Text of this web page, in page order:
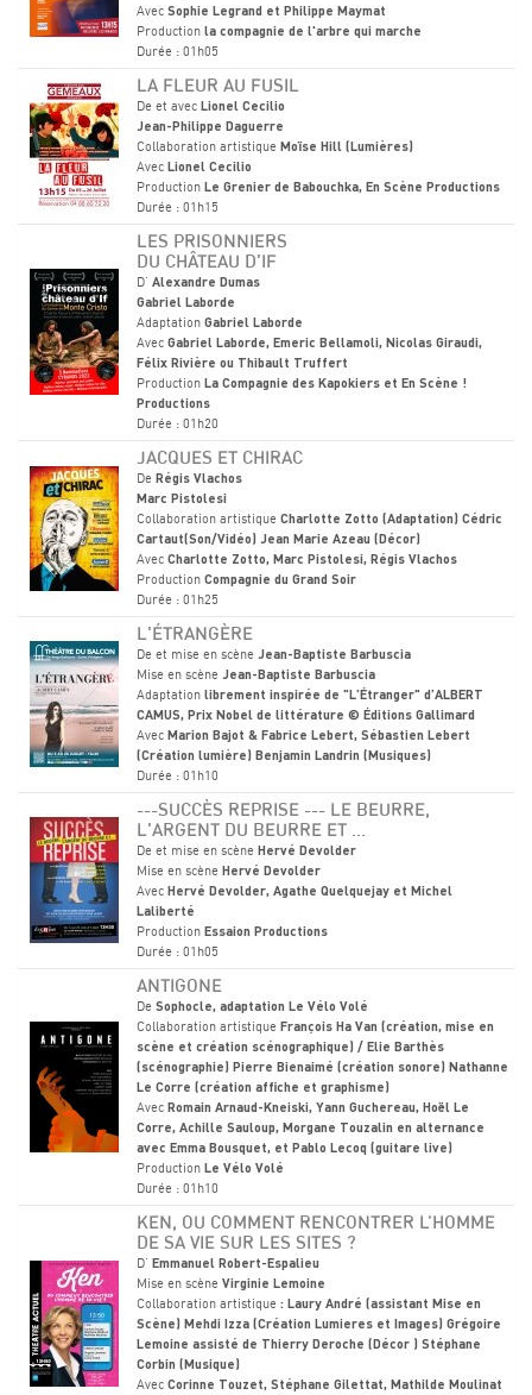
Avec Sophie Legrand et Philippe Maymat
Production la compagnie de l'arbre qui marche
Durée : 01h05
LA FLEUR AU FUSIL
De et avec Lionel Cecilio
Jean-Philippe Daguerre
Collaboration artistique Moïse Hill (Lumières)
Avec Lionel Cecilio
Production Le Grenier de Babouchka, En Scène Productions
Durée : 01h15
LES PRISONNIERS
DU CHÂTEAU D'IF
D' Alexandre Dumas
Gabriel Laborde
Adaptation Gabriel Laborde
Avec Gabriel Laborde, Emeric Bellamoli, Nicolas Giraudi,
Félix Rivière ou Thibault Truffert
Production La Compagnie des Kapokiers et En Scène !
Productions
Durée : 01h20
JACQUES ET CHIRAC
De Régis Vlachos
Marc Pistolesi
Collaboration artistique Charlotte Zotto (Adaptation) Cédric
Cartaut(Son/Vidéo) Jean Marie Azeau (Décor)
Avec Charlotte Zotto, Marc Pistolesi, Régis Vlachos
Production Compagnie du Grand Soir
Durée : 01h25
L'ÉTRANGÈRE
De et mise en scène Jean-Baptiste Barbuscia
Mise en scène Jean-Baptiste Barbuscia
Adaptation librement inspirée de "L’Étranger" d’ALBERT
CAMUS, Prix Nobel de littérature © Éditions Gallimard
Avec Marion Bajot & Fabrice Lebert, Sébastien Lebert
(Création lumière) Benjamin Landrin (Musiques)
Durée : 01h10
---SUCCÈS REPRISE --- LE BEURRE,
L'ARGENT DU BEURRE ET ...
De et mise en scène Hervé Devolder
Mise en scène Hervé Devolder
Avec Hervé Devolder, Agathe Quelquejay et Michel
Laliberté
Production Essaion Productions
Durée : 01h05
ANTIGONE
De Sophocle, adaptation Le Vélo Volé
Collaboration artistique François Ha Van (création, mise en
scène et création scénographique) / Elie Barthès
(scénographie) Pierre Bienaimé (création sonore) Nathanne
Le Corre (création affiche et graphisme)
Avec Romain Arnaud-Kneiski, Yann Guchereau, Hoël Le
Corre, Achille Sauloup, Morgane Touzalin en alternance
avec Emma Bousquet, et Pablo Lecoq (guitare live)
Production Le Vélo Volé
Durée : 01h10
KEN, OU COMMENT RENCONTRER L’HOMME
DE SA VIE SUR LES SITES ?
D' Emmanuel Robert-Espalieu
Mise en scène Virginie Lemoine
Collaboration artistique : Laury André (assistant Mise en
Scène) Mehdi Izza (Création Lumieres et Images) Grégoire
Lemoine assisté de Thierry Deroche (Décor ) Stéphane
Corbin (Musique)
Avec Corinne Touzet, Stéphane Gilettat, Mathilde Moulinat